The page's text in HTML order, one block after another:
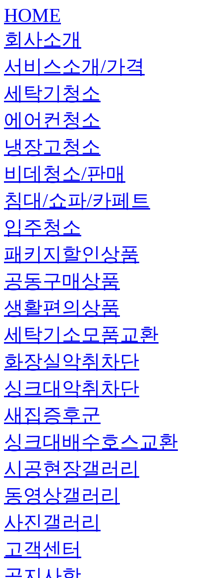
HOME
회사소개
서비스소개/가격
세탁기청소
에어컨청소
냉장고청소
비데청소/판매
침대/쇼파/카페트
입주청소
패키지할인상품
공동구매상품
생활편의상품
세탁기소모품교환
화장실악취차단
싱크대악취차단
새집증후군
싱크대배수호스교환
시공현장갤러리
동영상갤러리
사진갤러리
고객센터